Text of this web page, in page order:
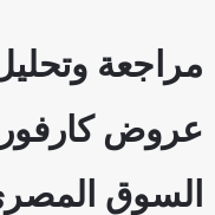
مراجعة
السوق